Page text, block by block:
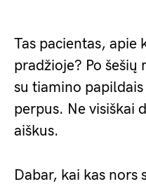
Tas pacientas, apie
pradžioje? Po
su tiamino
perpus. Ne visiškai
aiškus.
Dabar, kai kas nors